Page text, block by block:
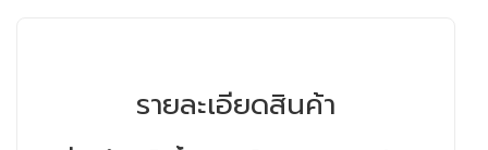
รายละเอียดสินค้า